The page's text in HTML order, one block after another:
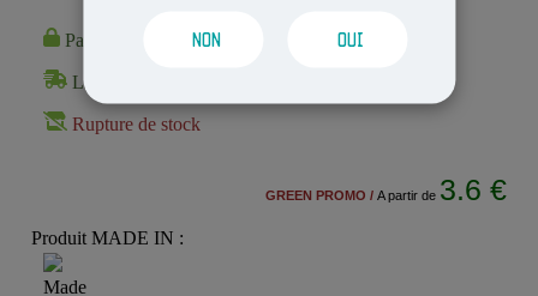
NON OUI
Paiement 100% Sécurisé
Livraison Rapide et Discrète
Rupture de stock
GREEN PROMO / A partir de 3.6 €
Produit MADE IN :